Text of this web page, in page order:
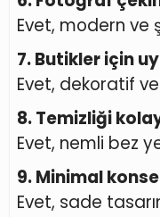
Evet, modern ve
7. Butikler için
Evet, dekoratif
8. Temizliği
Evet, nemli bez
9. Minimal
Evet, sade